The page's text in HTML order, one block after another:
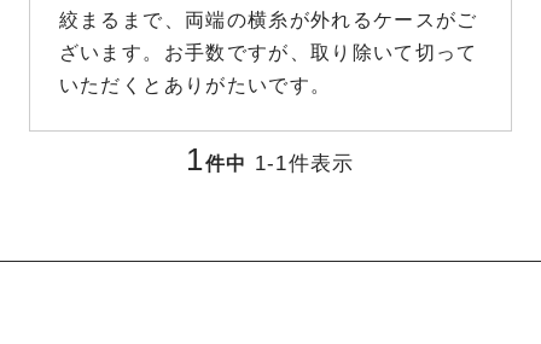
絞まるまで、両端の横糸が外れるケースがご
ざいます。お手数ですが、取り除いて切って
いただくとありがたいです。
1件中 1-1件表示